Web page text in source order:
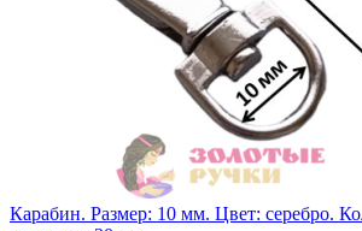
Карабин. Размер: 10 мм. Цвет: серебро.